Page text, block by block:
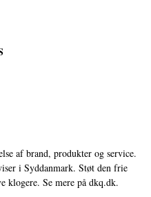
af brand, produkter og service.
i Syddanmark. Støt den frie
Se mere på dkq.dk.